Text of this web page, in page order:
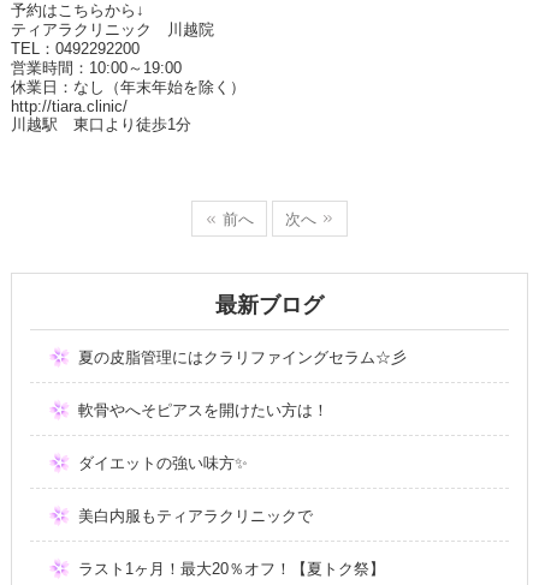
予約はこちらから↓
ティアラクリニック 川越院
TEL： 0492292200
営業時間： 10:00～ 19:00
休業日：なし（年末年始を除く）
http://tiara.clinic/
川越駅 東口より徒歩1分
前へ 次へ
最新ブログ
夏の皮脂管理にはクラリファイングセラム☆彡
軟骨やへそピアスを開けたい方は！
ダイエットの強い味方✨
美白内服もティアラクリニックで
ラスト1ヶ月！最大20％オフ！【夏トク祭】